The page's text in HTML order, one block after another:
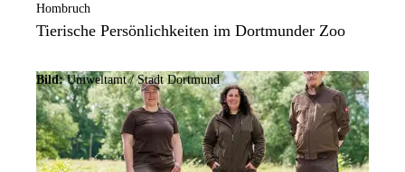
Hombruch
Tierische Persönlichkeiten im Dortmunder Zoo
Bild:Umweltamt /Stadt Dortmund